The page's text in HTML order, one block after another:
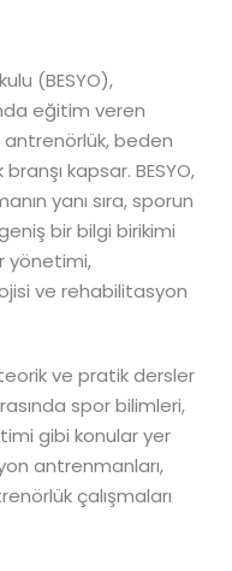
(BESYO),
eğitim veren
beden
kapsar. BESYO,
yanı sıra, sporun
bir bilgi birikimi
yönetimi,
ve rehabilitasyon
ve pratik dersler
spor bilimleri,
gibi konular yer
antrenmanları,
çalışmaları